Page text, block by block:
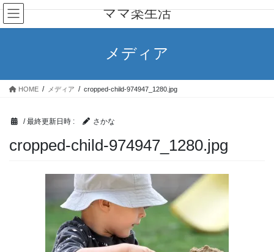
コ
ン
テ
ス
ナ
ビ
ゲ
ン
ママ楽生活
メディア
HOME メディア cropped-child-974947_1280.jpg
/ 最終更新日時 : さかな
cropped-child-974947_1280.jpg